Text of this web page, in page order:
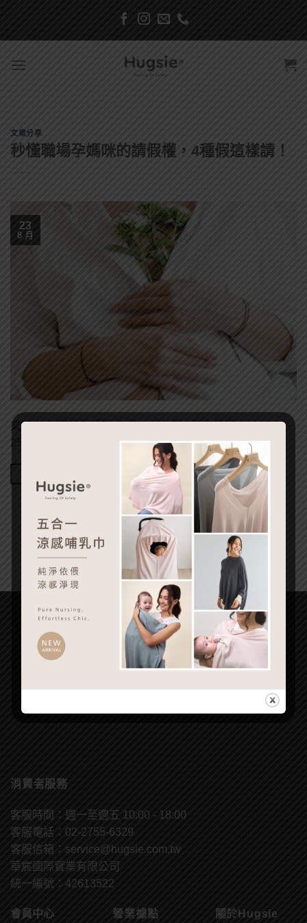
content
文章分享
秒懂職場孕媽咪的請假權，4種假這樣請！
23
8 月
文章出處:嬰兒與母親 作者： 湯佳珮 | 發表日期：2020-05-
25 懷孕了，要去產檢、需要安胎可以怎麼請 […]
消費者服務
客服時間：週一至週五 10:00 - 18:00
客服電話：02-2755-6329
客服信箱： service@hugsie.com.tw
華宸國際實業有限公司
統一編號：42613522
會員中心 營業據點 關於Hugsie